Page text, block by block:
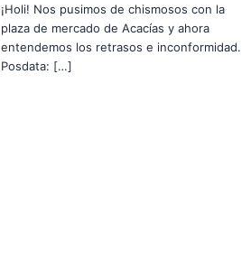
¡Holi! Nos pusimos de chismosos con la
plaza de mercado de Acacías y ahora
entendemos los retrasos e inconformidad.
Posdata: […]